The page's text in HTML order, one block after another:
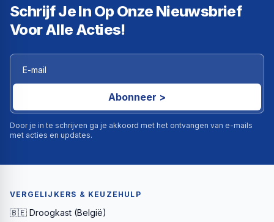
Schrijf Je In Op Onze Nieuwsbrief
Voor Alle Acties!
Abonneer >
Door je in te schrijven ga je akkoord met het ontvangen van e-mails
met acties en updates.
VERGELIJKERS & KEUZEHULP
🇧🇪 Droogkast (België)